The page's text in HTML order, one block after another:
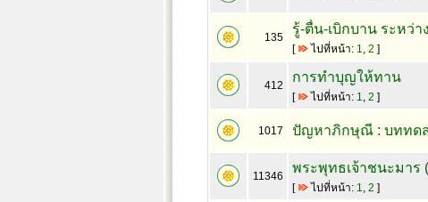
135
รู้-ตื่น-เบิกบาน ระหว่า
[ ไปที่หน้า: 1, 2 ]
412
การทำบุญให้ทาน
[ ไปที่หน้า: 1, 2 ]
1017 ปัญหาภิกษุณี : บททด
11346
พระพุทธเจ้าชนะมาร
[ ไปที่หน้า: 1, 2 ]